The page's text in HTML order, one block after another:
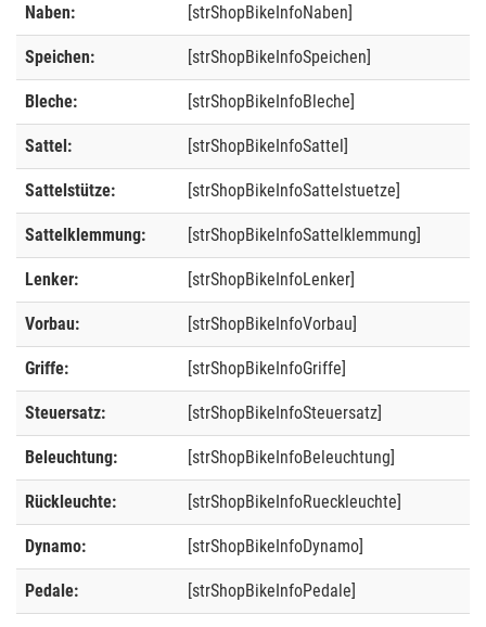
Naben: [strShopBikeInfoNaben]
Speichen: [strShopBikeInfoSpeichen]
Bleche: [strShopBikeInfoBleche]
Sattel: [strShopBikeInfoSattel]
Sattelstütze: [strShopBikeInfoSattelstuetze]
Sattelklemmung: [strShopBikeInfoSattelklemmung]
Lenker: [strShopBikeInfoLenker]
Vorbau: [strShopBikeInfoVorbau]
Griffe: [strShopBikeInfoGriffe]
Steuersatz: [strShopBikeInfoSteuersatz]
Beleuchtung: [strShopBikeInfoBeleuchtung]
Rückleuchte: [strShopBikeInfoRueckleuchte]
Dynamo: [strShopBikeInfoDynamo]
Pedale: [strShopBikeInfoPedale]